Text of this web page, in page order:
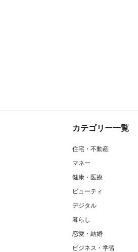
カテゴリー一覧
住宅・不動産
マネー
健康・医療
ビューティ
デジタル
暮らし
恋愛・結婚
ビジネス・学習